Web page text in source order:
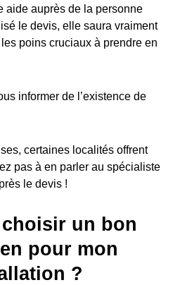
aide auprès de la personne
le devis, elle saura vraiment
poins cruciaux à prendre en
informer de l’existence de
certaines localités offrent
pas à en parler au spécialiste
le devis !
un bon
pour mon
?